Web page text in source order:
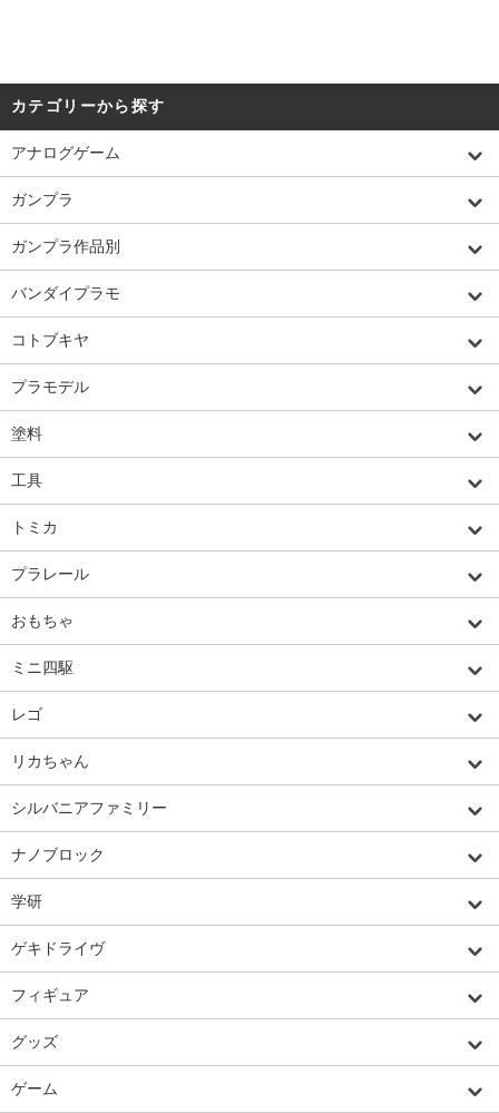
カテゴリーから探す
アナログゲーム
ガンプラ
ガンプラ作品別
バンダイプラモ
コトブキヤ
プラモデル
塗料
工具
トミカ
プラレール
おもちゃ
ミニ四駆
レゴ
リカちゃん
シルバニアファミリー
ナノブロック
学研
ゲキドライヴ
フィギュア
グッズ
ゲーム